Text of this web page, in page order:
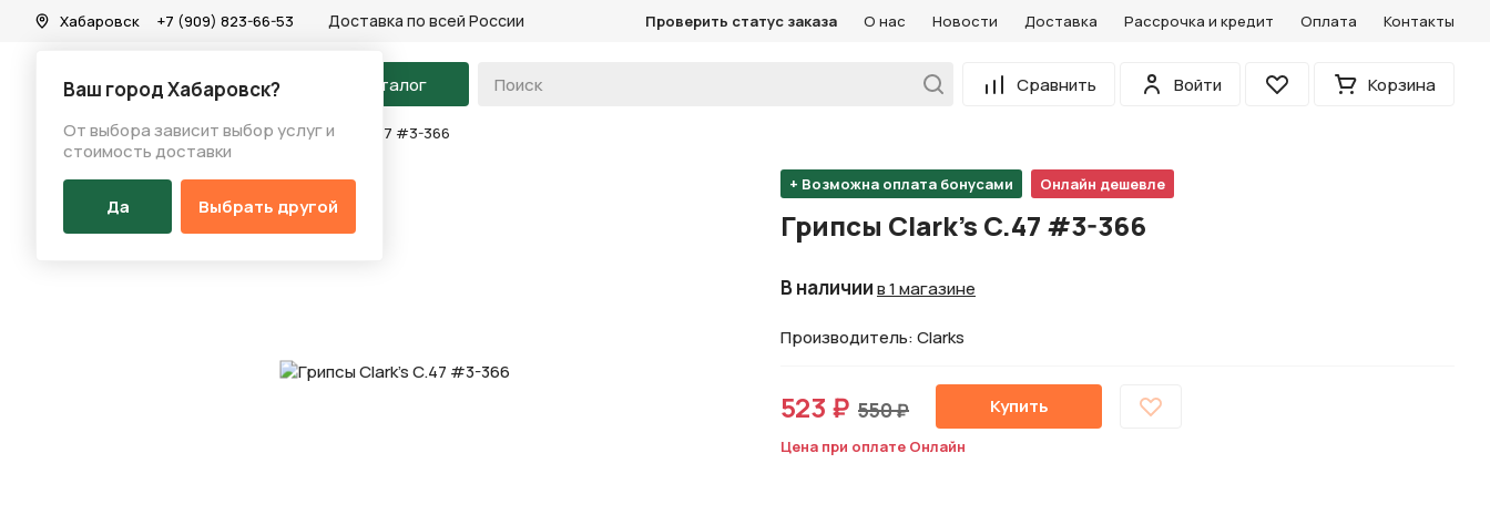
Хабаровск
Ваш город Хабаровск?
От выбора зависит выбор услуг и
стоимость доставки
Да Выбрать другой
+7 (909) 823-66-53 Доставка по всей России Проверить статус заказа О нас Новости Доставка Рассрочка и кредит Оплата Контакты
На главную Каталог Сравнить
Войти
Избранное Корзина
Каталог/Запчасти/Грипсы/Грипсы Clark's C.47 #3-366
+ Возможна оплата бонусами Онлайн дешевле
Грипсы Clark's C.47 #3-366
В наличиив 1 магазине
Производитель: Clarks
523 ₽ 550 ₽ Купить
Цена при оплате Онлайн